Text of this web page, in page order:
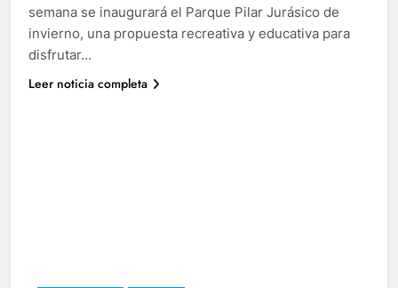
semana se inaugurará el Parque Pilar Jurásico de
invierno, una propuesta recreativa y educativa para
disfrutar…
Leer noticia completa